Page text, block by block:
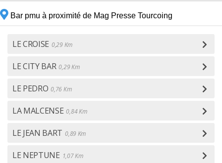
Bar pmu à proximité de Mag Presse Tourcoing
LE CROISE 0,29 Km
LE CITY BAR 0,29 Km
LE PEDRO 0,76 Km
LA MALCENSE 0,84 Km
LE JEAN BART 0,89 Km
LE NEPTUNE 1,07 Km